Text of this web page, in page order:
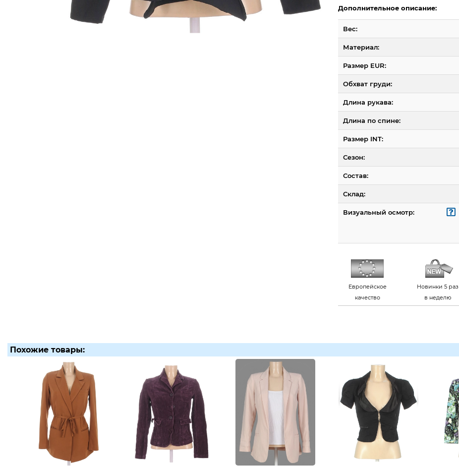
Дополнительное описание:
Вес:
Материал:
Размер EUR:
Обхват груди:
Длина рукава:
Длина по спине:
Размер INT:
Сезон:
Состав:
Склад:
Визуальный осмотр:
Европейское
качество
Новинки 5 раз
в неделю
Похожие товары: